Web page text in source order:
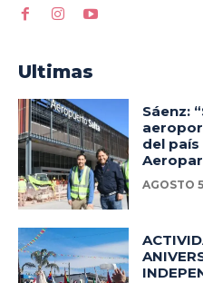
Ultimas
Sáenz:
del país
AGOSTO